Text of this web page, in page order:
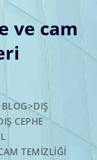
ve cam
BLOG>DIŞ
CEPHE
TEMIZLIĞI